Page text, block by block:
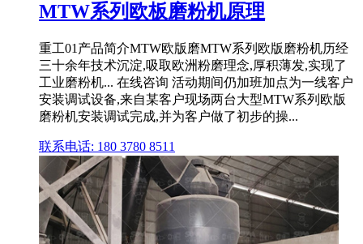
MTW系列欧板磨粉机原理
重工01产品简介MTW欧版磨MTW系列欧版磨粉机历经
三十余年技术沉淀,吸取欧洲粉磨理念,厚积薄发,实现了
工业磨粉机... 在线咨询 活动期间仍加班加点为一线客户
安装调试设备,来自某客户现场两台大型MTW系列欧版
磨粉机安装调试完成,并为客户做了初步的操...
联系电话: 180 3780 8511